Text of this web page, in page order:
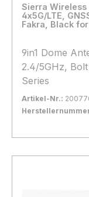
Sierra Wireless
4x5G/LTE,
Fakra, Black
9in1 Dome
2.4/5GHz,
Series
Artikel-Nr.:
In den